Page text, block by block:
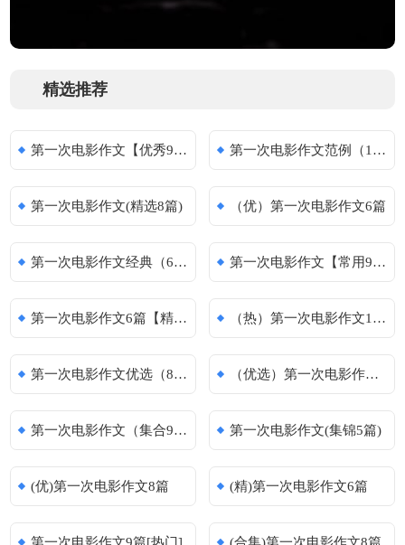
精选推荐
第一次电影作文【优秀9篇】 第一次电影作文范例（10篇）
第一次电影作文(精选8篇) （优）第一次电影作文6篇
第一次电影作文经典（6篇） 第一次电影作文【常用9篇】
第一次电影作文6篇【精选】 （热）第一次电影作文10篇
第一次电影作文优选（8篇） （优选）第一次电影作文6篇
第一次电影作文（集合9篇） 第一次电影作文(集锦5篇)
(优)第一次电影作文8篇 (精)第一次电影作文6篇
第一次电影作文9篇[热门] (合集)第一次电影作文8篇